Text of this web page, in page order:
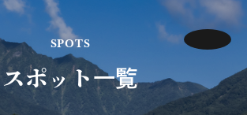
SPOTS
スポット一覧